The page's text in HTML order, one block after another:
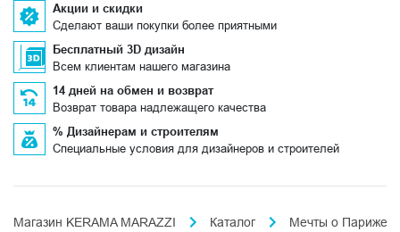
Акции и скидки
Сделают ваши покупки более приятными
Бесплатный 3D дизайн
Всем клиентам нашего магазина
14 дней на обмен и возврат
Возврат товара надлежащего качества
% Дизайнерам и строителям
Специальные условия для дизайнеров и строителей
Магазин KERAMA MARAZZI Каталог Мечты о Париже